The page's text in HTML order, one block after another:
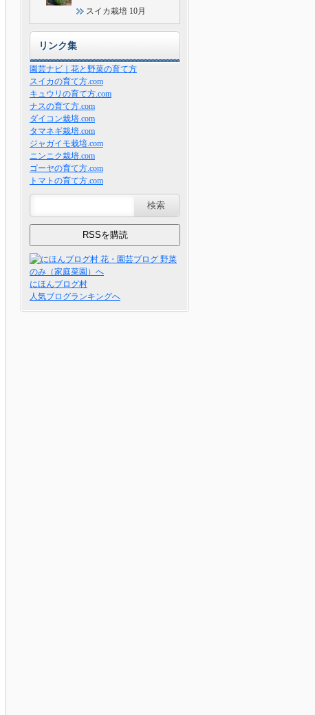
スイカ栽培 10月
リンク集
園芸ナビ｜花と野菜の育て方
スイカの育て方.com
キュウリの育て方.com
ナスの育て方.com
ダイコン栽培.com
タマネギ栽培.com
ジャガイモ栽培.com
ニンニク栽培.com
ゴーヤの育て方.com
トマトの育て方.com
にほんブログ村
人気ブログランキングへ